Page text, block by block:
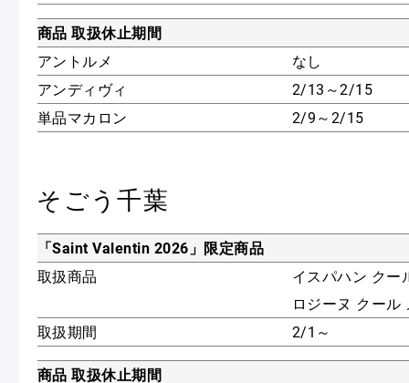
商品 取扱休止期間
アントルメ
なし
アンディヴィ
2/13～2/15
単品マカロン
2/9～2/15
そごう千葉
「Saint Valentin 2026」限定商品
取扱商品
イスパハン クー
ロジーヌ クール
取扱期間
2/1～
商品 取扱休止期間